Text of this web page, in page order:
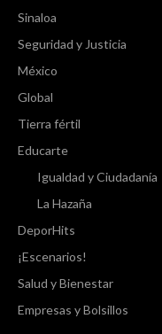
Sinaloa
Seguridad y Justicia
México
Global
Tierra fértil
Educarte
Igualdad y Ciudadanía
La Hazaña
DeporHits
¡Escenarios!
Salud y Bienestar
Empresas y Bolsillos